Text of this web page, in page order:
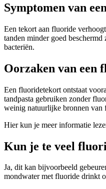
Symptomen van
Een tekort aan fluoride
tanden minder goed
bacteriën.
Oorzaken van een
Een fluoridetekort ontstaat
tandpasta gebruiken zonder
weinig natuurlijke bronnen van
Hier kun je meer informatie
Kun je te veel
Ja, dit kan bijvoorbeeld
mondwater met fluoride drinkt